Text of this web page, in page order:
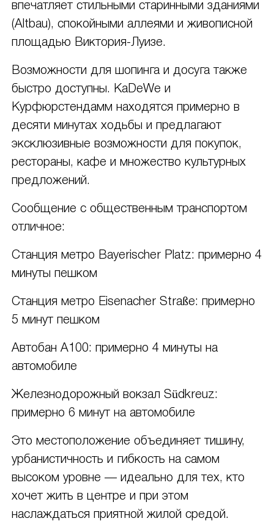
впечатляет стильными старинными зданиями
(Altbau), спокойными аллеями и живописной
площадью Виктория-Луизе.
Возможности для шопинга и досуга также
быстро доступны. KaDeWe и
Курфюрстендамм находятся примерно в
десяти минутах ходьбы и предлагают
эксклюзивные возможности для покупок,
рестораны, кафе и множество культурных
предложений.
Сообщение с общественным транспортом
отличное:
Станция метро Bayerischer Platz: примерно 4
минуты пешком
Станция метро Eisenacher Straße: примерно
5 минут пешком
Автобан A100: примерно 4 минуты на
автомобиле
Железнодорожный вокзал Südkreuz:
примерно 6 минут на автомобиле
Это местоположение объединяет тишину,
урбанистичность и гибкость на самом
высоком уровне — идеально для тех, кто
хочет жить в центре и при этом
наслаждаться приятной жилой средой.